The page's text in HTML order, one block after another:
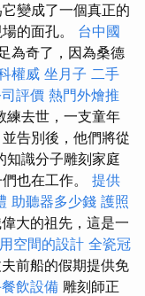
變成了一個真正的
的面孔。 台中國
為奇了，因為桑德
權威 坐月子 二手
評價 熱門外燴推
練去世，一支童年
告別後，他們將從
知識分子雕刻家庭
也在工作。 提供
助聽器多少錢 護照
大的祖先，這是一
空間的設計 全瓷冠
前船的假期提供免
飲設備 雕刻師正